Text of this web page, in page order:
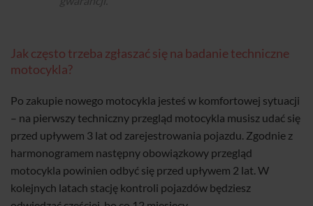
Jak często trzeba zgłaszać się na badanie techniczne
motocykla?
Po zakupie nowego motocykla jesteś w komfortowej sytuacji
– na pierwszy techniczny przegląd motocykla musisz udać się
przed upływem 3 lat od zarejestrowania pojazdu. Zgodnie z
harmonogramem następny obowiązkowy przegląd
motocykla powinien odbyć się przed upływem 2 lat. W
kolejnych latach stację kontroli pojazdów będziesz